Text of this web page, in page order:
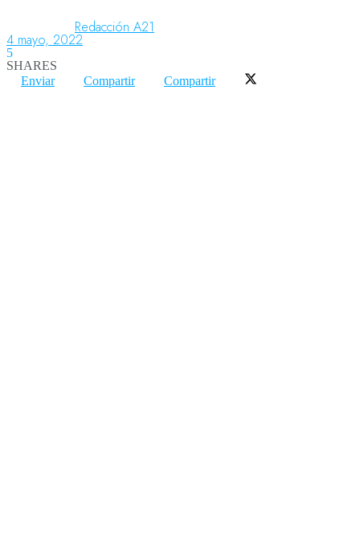
Aeropuertos
Columnistas
Redacción A21
4 mayo, 2022
5
SHARES
Enviar
Compartir Compartir